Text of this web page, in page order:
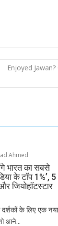
Enjoyed
Ahmed
भारत का सबसे
के टॉप 1%’, 5
जियोहॉटस्टार
के लिए एक नया
आने...